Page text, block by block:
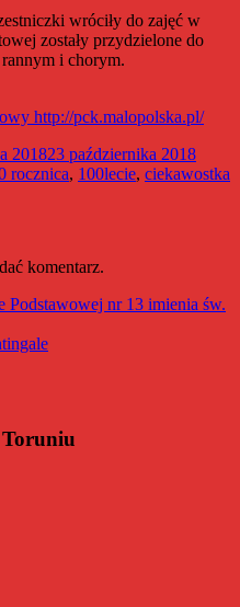
wróciły do zajęć w
zostały przydzielone do
i chorym.
http://pck.malopolska.pl/
201823 października 2018
rocznica, 100lecie, ciekawostka
komentarz.
Podstawowej nr 13 imienia św.